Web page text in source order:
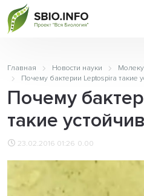
Главная Новости науки
Почему бактерии Leptospira такие
Почему
такие
23.02.2016 01:26 0.00